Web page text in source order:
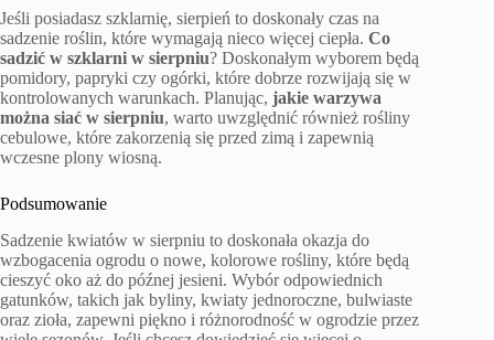
Jeśli posiadasz szklarnię, sierpień to doskonały czas na
sadzenie roślin, które wymagają nieco więcej ciepła. Co
sadzić w szklarni w sierpniu? Doskonałym wyborem będą
pomidory, papryki czy ogórki, które dobrze rozwijają się w
kontrolowanych warunkach. Planując, jakie warzywa
można siać w sierpniu, warto uwzględnić również rośliny
cebulowe, które zakorzenią się przed zimą i zapewnią
wczesne plony wiosną.
Podsumowanie
Sadzenie kwiatów w sierpniu to doskonała okazja do
wzbogacenia ogrodu o nowe, kolorowe rośliny, które będą
cieszyć oko aż do późnej jesieni. Wybór odpowiednich
gatunków, takich jak byliny, kwiaty jednoroczne, bulwiaste
oraz zioła, zapewni piękno i różnorodność w ogrodzie przez